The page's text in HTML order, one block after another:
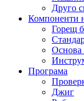
Друго
Компоненти
Горещ
Основа
Програма
Джиг